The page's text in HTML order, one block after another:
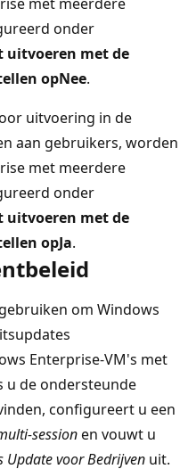
onder
uitvoeren met de
opNee.
uitvoering in de
aan gebruikers, worden
met meerdere
onder
uitvoeren met de
opJa.
gebruiken om Windows
Enterprise-VM's met
u de ondersteunde
configureert u een
sessionen vouwt u
Update voor Bedrijven uit.